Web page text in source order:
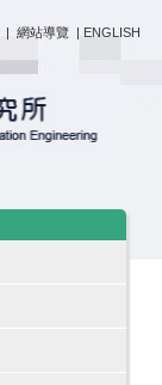
| 網站導覽 | ENGLISH